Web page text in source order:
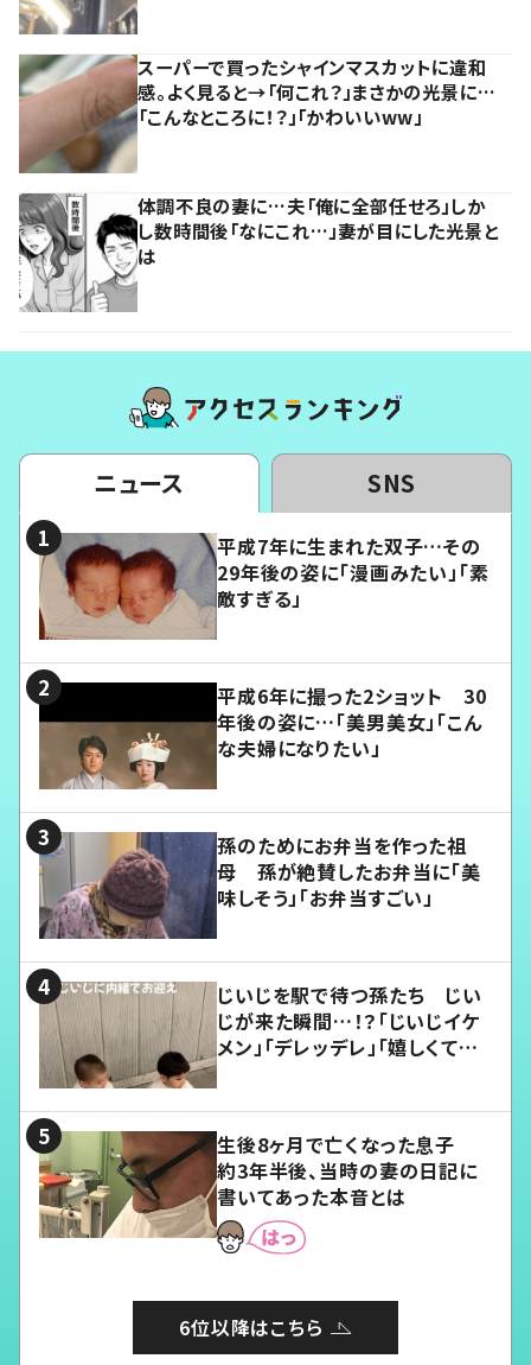
スーパーで買ったシャインマスカットに違和
感。よく見ると→「何これ？」まさかの光景に…
「こんなところに！？」「かわいいww」
体調不良の妻に…夫「俺に全部任せろ」しか
し数時間後「なにこれ…」妻が目にした光景と
は
ニュース SNS
平成7年に生まれた双子…その
29年後の姿に「漫画みたい」「素
敵すぎる」
平成6年に撮った2ショット 30
年後の姿に…「美男美女」「こん
な夫婦になりたい」
孫のためにお弁当を作った祖
母 孫が絶賛したお弁当に「美
味しそう」「お弁当すごい」
じいじを駅で待つ孫たち じい
じが来た瞬間…！？「じいじイケ
メン」「デレッデレ」「嬉しくて可
生後8ヶ月で亡くなった息子
約3年半後、当時の妻の日記に
書いてあった本音とは
6位以降はこちら